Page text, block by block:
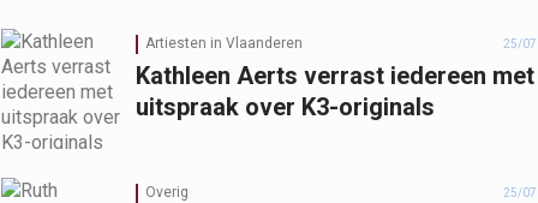
Artiesten in Vlaanderen 25/07
Kathleen Aerts verrast iedereen met
uitspraak over K3-originals
Overig 25/07